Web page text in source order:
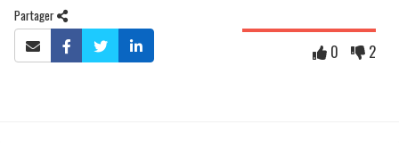
Partager
0 2